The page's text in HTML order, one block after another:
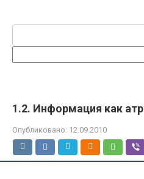
1.2. Информация как
Опубликовано: 12.09.2010